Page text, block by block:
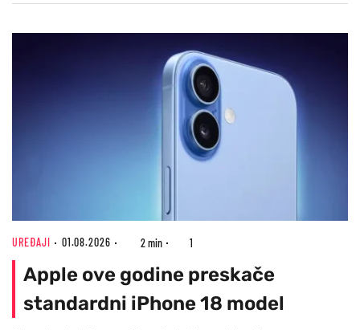
UREĐAJI 01.08.2026 2 min 1
Apple ove godine preskače
standardni iPhone 18 model